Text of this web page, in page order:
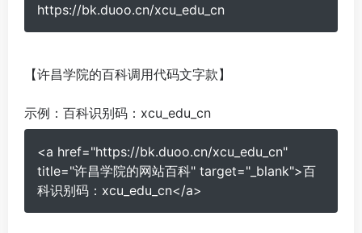
https://bk.duoo.cn/xcu_edu_cn
【许昌学院的百科调用代码文字款】
示例： 百科识别码：xcu_edu_cn
<a href="https://bk.duoo.cn/xcu_edu_cn"
title="许昌学院的网站百科" target="_blank">百
科识别码：xcu_edu_cn</a>